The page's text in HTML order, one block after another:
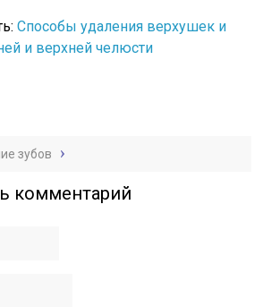
Способы удаления верхушек и
и верхней челюсти
зубов
комментарий